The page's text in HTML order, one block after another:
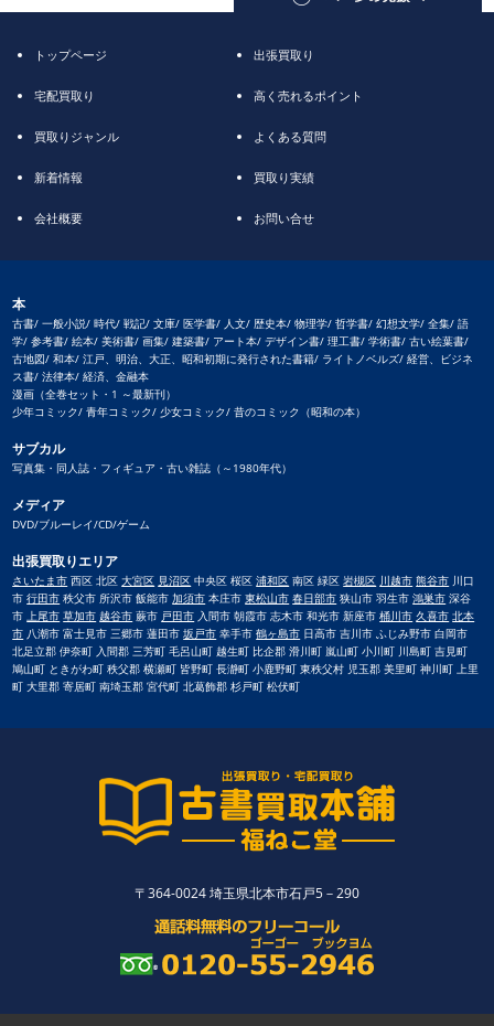
トップページ 出張買取り
宅配買取り 高く売れるポイント
買取りジャンル よくある質問
新着情報 買取り実績
会社概要 お問い合せ
本
古書/ 一般小説/ 時代/ 戦記/ 文庫/ 医学書/ 人文/ 歴史本/ 物理学/ 哲学書/ 幻想文学/ 全集/ 語
学/ 参考書/ 絵本/ 美術書/ 画集/ 建築書/ アート本/ デザイン書/ 理工書/ 学術書/ 古い絵葉書/
古地図/ 和本/ 江戸、明治、大正、昭和初期に発行された書籍/ ライトノベルズ/ 経営、ビジネ
ス書/ 法律本/ 経済、金融本
漫画（全巻セット・1 ～最新刊）
少年コミック/ 青年コミック/ 少女コミック/ 昔のコミック（昭和の本）
サブカル
写真集・同人誌・フィギュア・古い雑誌（～1980年代）
メディア
DVD/ブルーレイ/CD/ゲーム
出張買取りエリア
さいたま市 西区 北区大宮区 見沼区 中央区 桜区浦和区 南区 緑区岩槻区 川越市 熊谷市 川口
市行田市 秩父市 所沢市 飯能市加須市 本庄市東松山市 春日部市 狭山市 羽生市鴻巣市 深谷
市上尾市 草加市 越谷市 蕨市 戸田市 入間市 朝霞市 志木市 和光市 新座市桶川市 久喜市 北本
市 八潮市 富士見市 三郷市 蓮田市坂戸市 幸手市鶴ヶ島市 日高市 吉川市 ふじみ野市 白岡市
北足立郡 伊奈町 入間郡 三芳町 毛呂山町 越生町 比企郡 滑川町 嵐山町 小川町 川島町 吉見町
鳩山町 ときがわ町 秩父郡 横瀬町 皆野町 長瀞町 小鹿野町 東秩父村 児玉郡 美里町 神川町 上里
町 大里郡 寄居町 南埼玉郡 宮代町 北葛飾郡 杉戸町 松伏町
〒364-0024 埼玉県北本市石戸5－290